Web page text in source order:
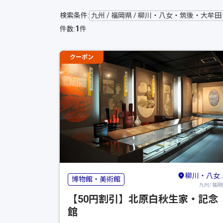
検索条件: 九州 / 福岡県 / 柳川・八女・筑後・大牟田
件数:1件
クーポン
博物館・美術館 柳川・八女・筑後・大牟田
九州/ 福岡
【50円割引】北原白秋生家・記念
館